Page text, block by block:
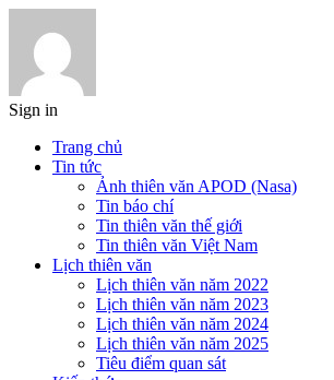
Sign in
Trang chủ
Tin tức
Ảnh thiên văn APOD (Nasa)
Tin báo chí
Tin thiên văn thế giới
Tin thiên văn Việt Nam
Lịch thiên văn
Lịch thiên văn năm 2022
Lịch thiên văn năm 2023
Lịch thiên văn năm 2024
Lịch thiên văn năm 2025
Tiêu điểm quan sát